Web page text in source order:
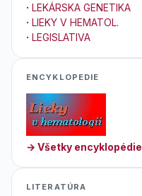
· LEKÁRSKA GENETIKA
· LIEKY V HEMATOL.
· LEGISLATIVA
ENCYKLOPEDIE
→ Všetky encyklopédie
LITERATÚRA